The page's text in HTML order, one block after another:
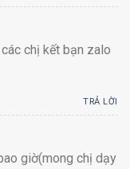
chị kết bạn zalo
TRẢ LỜI
giờ(mong chị dạy